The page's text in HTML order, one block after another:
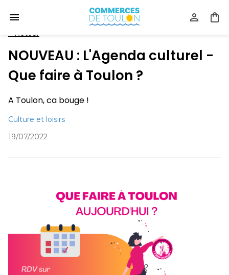
Retour
NOUVEAU : L'Agenda culturel -
Que faire à Toulon ?
A Toulon, ca bouge !
Culture et loisirs
19/07/2022